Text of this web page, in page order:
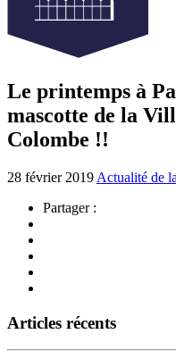
Le printemps à
mascotte de la
Colombe !!
28 février 2019 Actualité de
Partager :
Articles récents